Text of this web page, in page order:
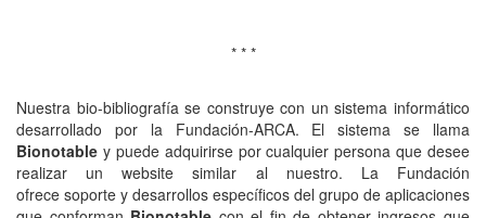
* * *
Nuestra bio-bibliografía se construye con un sistema informático
desarrollado por la Fundación-ARCA. El sistema se llama
Bionotable y puede adquirirse por cualquier persona que desee
realizar un website similar al nuestro. La Fundación
ofrece soporte y desarrollos específicos del grupo de aplicaciones